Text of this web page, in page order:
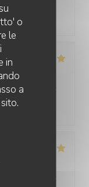
o
le
in
a
Qualità / Prezzo